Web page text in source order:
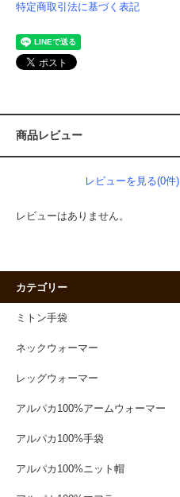
特定商取引法に基づく表記
商品レビュー
レビューを見る(0件)
レビューはありません。
カテゴリー
ミトン手袋
ネックウォーマー
レッグウォーマー
アルパカ100%アームウォーマー
アルパカ100%手袋
アルパカ100%ニット帽